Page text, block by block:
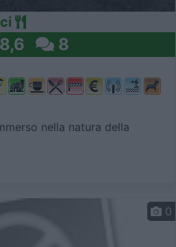
8,6 8
nella natura della
0